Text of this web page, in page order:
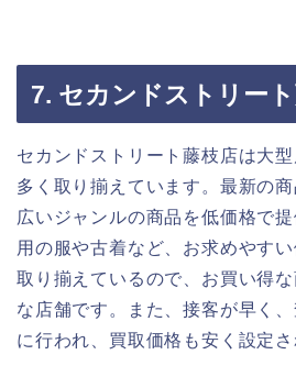
7. セカンドストリー
セカンドストリート藤枝店は大
多く取り揃えています。最新の
広いジャンルの商品を低価格で
用の服や古着など、お求めやす
取り揃えているので、お買い得
な店舗です。また、接客が早く
に行われ、買取価格も安く設定さ